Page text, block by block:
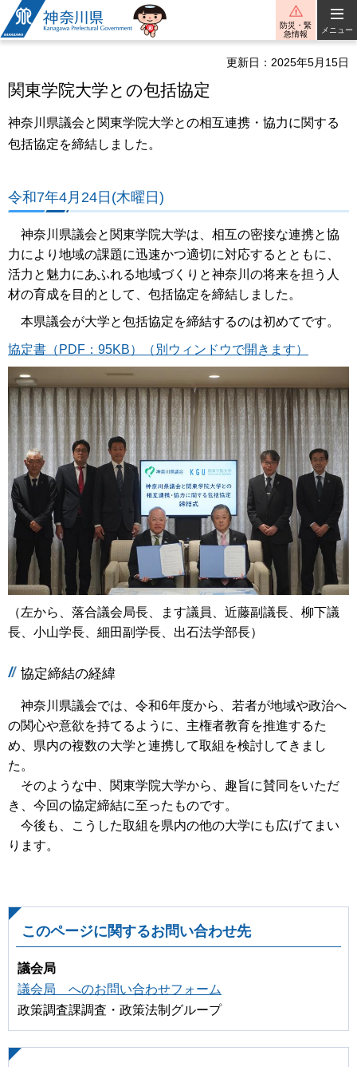
神奈川県
防災・緊
急情報
メニュー
更新日：2025年5月15日
関東学院大学との包括協定
神奈川県議会と関東学院大学との相互連携・協力に関する
包括協定を締結しました。
令和7年4月24日(木曜日)
神奈川県議会と関東学院大学は、相互の密接な連携と協
力により地域の課題に迅速かつ適切に対応するとともに、
活力と魅力にあふれる地域づくりと神奈川の将来を担う人
材の育成を目的として、包括協定を締結しました。
本県議会が大学と包括協定を締結するのは初めてです。
協定書（PDF：95KB）（別ウィンドウで開きます）
（左から、落合議会局長、ます議員、近藤副議長、柳下議
長、小山学長、細田副学長、出石法学部長）
協定締結の経緯
神奈川県議会では、令和6年度から、若者が地域や政治へ
の関心や意欲を持てるように、主権者教育を推進するた
め、県内の複数の大学と連携して取組を検討してきまし
た。
そのような中、関東学院大学から、趣旨に賛同をいただ
き、今回の協定締結に至ったものです。
今後も、こうした取組を県内の他の大学にも広げてまい
ります。
このページに関するお問い合わせ先
議会局
議会局 へのお問い合わせフォーム
政策調査課調査・政策法制グループ